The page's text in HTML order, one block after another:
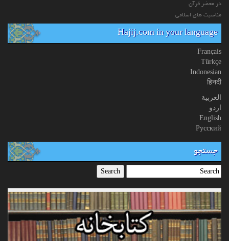
در محضر قرآن
مناسبت های اسلامی
Hajij.com in your language
Français
Türkçe
Indonesian
हिनदी
العربیة
اردو
English
Русский
جستجو